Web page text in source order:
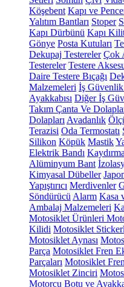
Köşebent Kapı ve
Yalıtım Bantları Stoper
Kapı Dürbünü Kapı
Gönye Posta Kutuları
Dekupaj Testereler Çok
Testereler Testere
Daire Testere Bıçağı
Malzemeleri İş
Ayakkabısı Diğer İş
Takım Çanta Ve
Dolapları Avadanlık
Terazisi Oda Termostatı
Silikon Köpük Mastik
Elektrik Bandı
Alüminyum Bant
Kimyasal Dübeller
Yapıştırıcı Merdivenler
Söndürücü Alarm Kasa
Ambalaj Malzemeleri
Motosiklet Ürünleri
Kilidi Motosiklet
Motosiklet Aynası
Parça Motosiklet Fren
Parçaları Motosiklet
Motosiklet Zinciri
Motorcu Botu ve